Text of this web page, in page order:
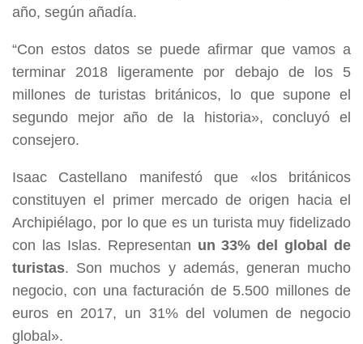
año, según añadía.
“Con estos datos se puede afirmar que vamos a
terminar 2018 ligeramente por debajo de los 5
millones de turistas británicos, lo que supone el
segundo mejor año de la historia», concluyó el
consejero.
Isaac Castellano manifestó que «los británicos
constituyen el primer mercado de origen hacia el
Archipiélago, por lo que es un turista muy fidelizado
con las Islas. Representan un 33% del global de
turistas. Son muchos y además, generan mucho
negocio, con una facturación de 5.500 millones de
euros en 2017, un 31% del volumen de negocio
global».